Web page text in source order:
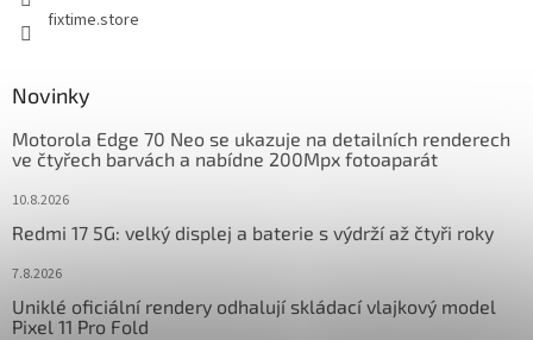
fixtime.store
Novinky
Motorola Edge 70 Neo se ukazuje na detailních renderech
ve čtyřech barvách a nabídne 200Mpx fotoaparát
10.8.2026
Redmi 17 5G: velký displej a baterie s výdrží až čtyři roky
7.8.2026
Uniklé oficiální rendery odhalují skládací vlajkový model
Pixel 11 Pro Fold